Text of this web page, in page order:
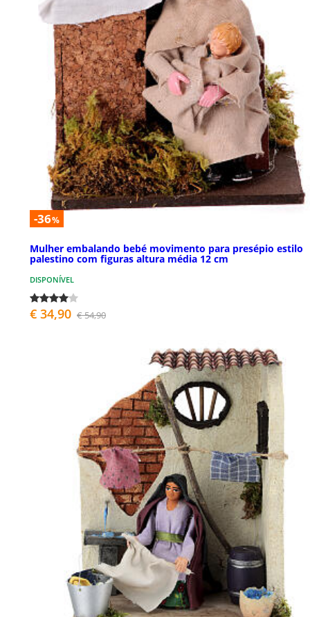
-36%
Mulher embalando bebé movimento para presépio estilo
palestino com figuras altura média 12 cm
DISPONÍVEL
€ 34,90 € 54,90